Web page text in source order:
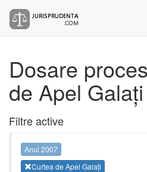
Dosare
de Apel
Filtre active
Anul 2007
Curtea de Apel Galați